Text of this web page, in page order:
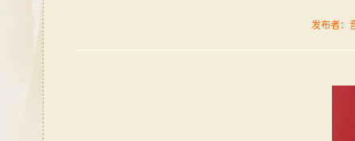
发布者：